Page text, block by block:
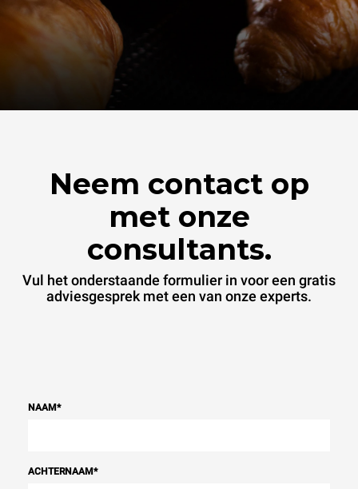
Neem contact op
met onze
consultants.
Vul het onderstaande formulier in voor een gratis
adviesgesprek met een van onze experts.
NAAM*
ACHTERNAAM*